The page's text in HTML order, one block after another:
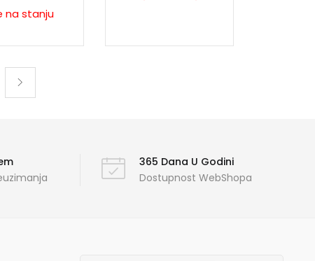
na stanju
365 Dana U Godini
Dostupnost WebShopa